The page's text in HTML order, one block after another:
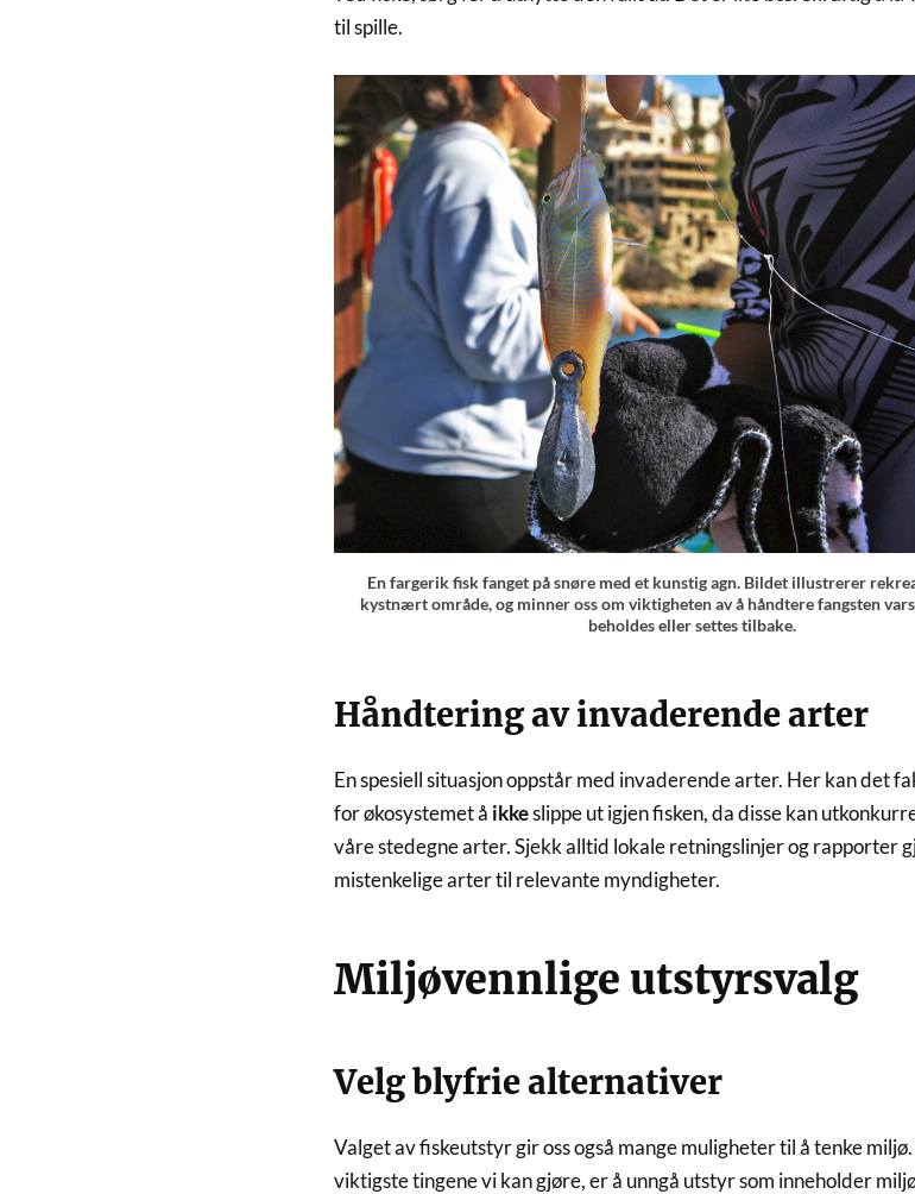
til spille.
En fargerik fisk fanget på snøre med et kunstig agn. Bildet illustrerer
kystnært område, og minner oss om viktigheten av å håndtere fangsten
beholdes eller settes tilbake.
Håndtering av invaderende arter
En spesiell situasjon oppstår med invaderende arter. Her kan det
for økosystemet å ikkeslippe ut igjen fisken, da disse kan
våre stedegne arter. Sjekk alltid lokale retningslinjer og rapporter
mistenkelige arter til relevante myndigheter.
Miljøvennlige utstyrsvalg
Velg blyfrie alternativer
Valget av fiskeutstyr gir oss også mange muligheter til å tenke miljø.
viktigste tingene vi kan gjøre, er å unngå utstyr som inneholder